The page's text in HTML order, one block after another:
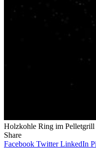
Holzkohle Ring im Pelletgrill
Share
Facebook Twitter LinkedIn